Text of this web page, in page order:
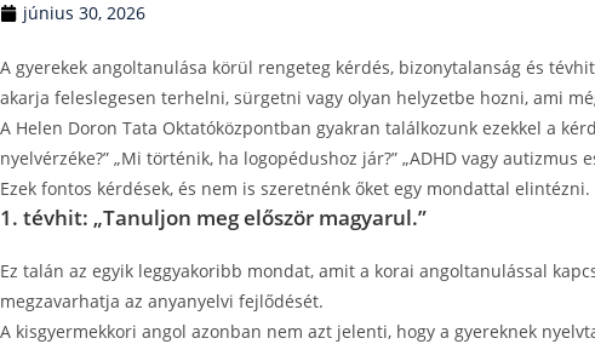
június 30, 2026
A gyerekek angoltanulása körül rengeteg kérdés, bizonytalanság és
akarja feleslegesen terhelni, sürgetni vagy olyan helyzetbe hozni, ami
A Helen Doron Tata Oktatóközpontban gyakran találkozunk ezekkel a
nyelvérzéke?” „Mi történik, ha logopédushoz jár?” „ADHD vagy
Ezek fontos kérdések, és nem is szeretnénk őket egy mondattal
1. tévhit: „Tanuljon meg először magyarul.”
Ez talán az egyik leggyakoribb mondat, amit a korai angoltanulással
megzavarhatja az anyanyelvi fejlődését.
A kisgyermekkori angol azonban nem azt jelenti, hogy a gyereknek